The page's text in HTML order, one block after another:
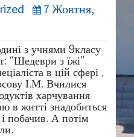
7 Жовтня,
з учнями 9класу
“Шедеври з їжі”.
в цій сфері ,
І.М. Вчилися
харчування
в житті знадобиться
побачив. А потім